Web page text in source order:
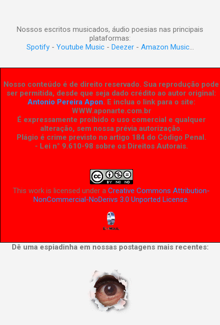
Nossos escritos musicados, áudio poesias nas principais
plataformas:
Spotify- Youtube Music- Deezer- Amazon Music...
Nosso conteúdo é de direito reservado. Sua reprodução pode
ser permitida, desde que seja dado crédito ao autor original:
Antonio Pereira Apon. E inclua o link para o site:
WWW.aponarte.com.br
É expressamente proibido o uso comercial e qualquer
alteração, sem nossa prévia autorização.
Plágio é crime previsto no artigo 184 do Código Penal.
- Lei n° 9.610-98 sobre os Direitos Autorais.
This work is licensed under aCreative Commons Attribution-
NonCommercial-NoDerivs 3.0 Unported License.
Dê uma espiadinha em nossas postagens mais recentes: